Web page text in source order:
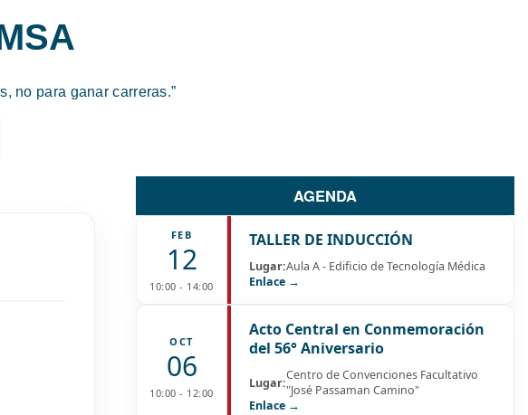
no para ganar carreras.”
AGENDA
FEB
12
10:00 - 14:00
TALLER DE INDUCCIÓN
Lugar:Aula A - Edificio de Tecnología Médica
Enlace →
OCT
06
10:00 - 12:00
Acto Central en Conmemoración
del 56° Aniversario
Lugar:Centro de Convenciones Facultativo
"José Passaman Camino"
Enlace →